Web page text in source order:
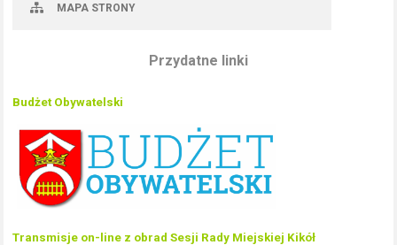
MAPA STRONY
Przydatne linki
Budżet Obywatelski
Transmisje on-line z obrad Sesji Rady Miejskiej Kikół